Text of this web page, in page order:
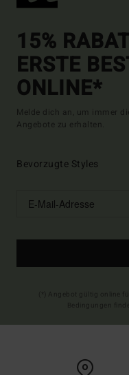
15%
ERSTE
ONLINE*
Melde dich an, um immer
Angebote zu erhalten.
Bevorzugte Styles